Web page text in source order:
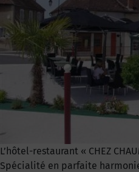
L’hôtel-restaurant « CHEZ
Spécialité en parfaite